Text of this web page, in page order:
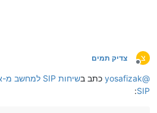
צ
מנותק
צדיק תמים
@
yosafizak כתב ב
SIP
: